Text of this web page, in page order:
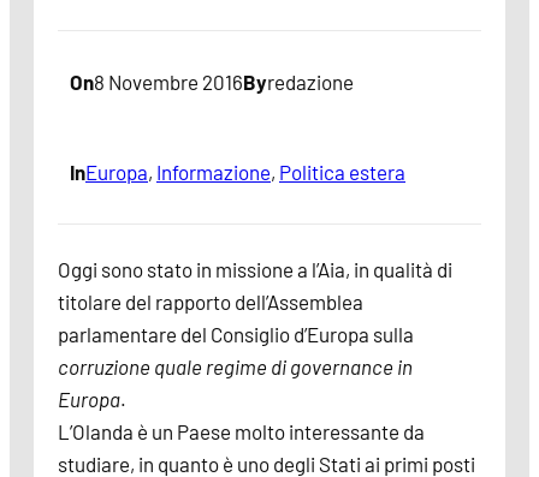
On8 Novembre 2016Byredazione
InEuropa, Informazione, Politica estera
Oggi sono stato in missione a l’Aia, in qualità di
titolare del rapporto dell’Assemblea
parlamentare del Consiglio d’Europa sulla
corruzione quale regime di governance in
Europa.
L’Olanda è un Paese molto interessante da
studiare, in quanto è uno degli Stati ai primi posti